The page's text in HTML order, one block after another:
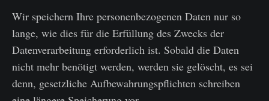
Wir speichern Ihre personenbezogenen Daten nur so
lange, wie dies für die Erfüllung des Zwecks der
Datenverarbeitung erforderlich ist. Sobald die Daten
nicht mehr benötigt werden, werden sie gelöscht, es sei
denn, gesetzliche Aufbewahrungspflichten schreiben